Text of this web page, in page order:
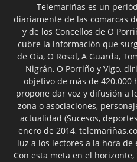
Telemariñas es un
diariamente de las comarcas
y de los Concellos de O
cubre la información que
de Oia, O Rosal, A Guarda,
Nigrán, O Porriño y Vigo,
objetivo de más de 420.000
propone dar voz y difusión a
zona o asociaciones,
actualidad (Sucesos,
enero de 2014,
luz a los lectores a la hora
Con esta meta en el